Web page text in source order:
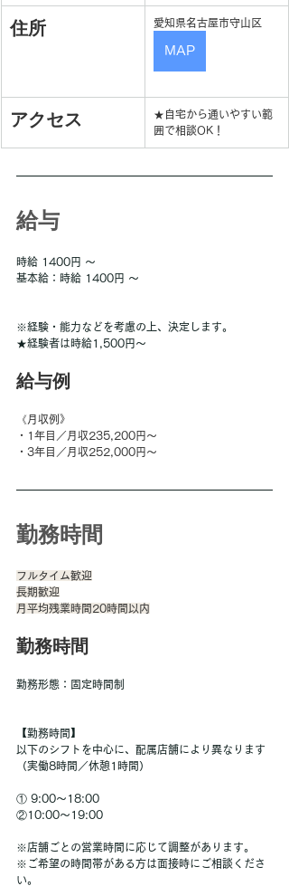
住所 愛知県名古屋市守山区
MAP
アクセス
★自宅から通いやすい範
囲で相談OK！
給与
時給 1400円 〜
基本給：時給 1400円 〜
※経験・能力などを考慮の上、決定します。
★経験者は時給1,500円～
給与例
《月収例》
・1年目／月収235,200円～
・3年目／月収252,000円～
勤務時間
フルタイム歓迎
長期歓迎
月平均残業時間20時間以内
勤務時間
勤務形態：固定時間制
【勤務時間】
以下のシフトを中心に、配属店舗により異なります
（実働8時間／休憩1時間）
① 9:00～18:00
②10:00〜19:00
※店舗ごとの営業時間に応じて調整があります。
※ご希望の時間帯がある方は面接時にご相談くださ
い。